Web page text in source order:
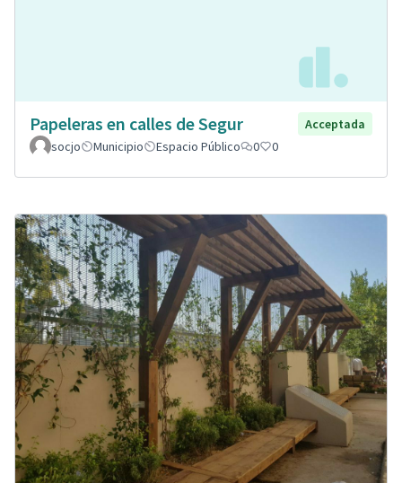
Papeleras en calles de Segur
Acceptada
socjo
Municipio Espacio Público 0 0